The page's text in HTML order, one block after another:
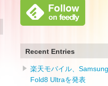
Recent Entries
楽天モバイル、
Fold8 Ultraを発表